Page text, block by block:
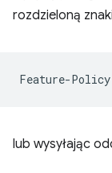
rozdzieloną
lub wysyłając